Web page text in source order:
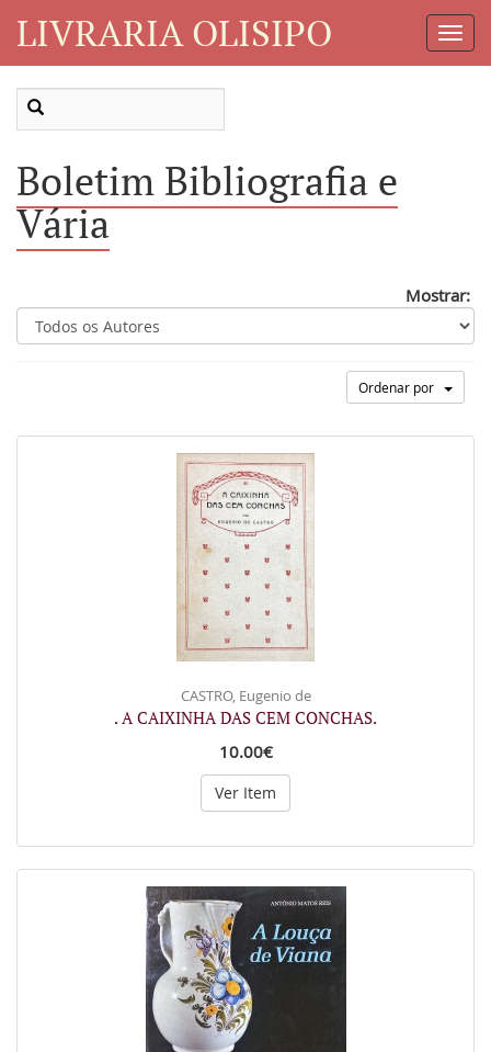
LIVRARIA OLISIPO
Boletim Bibliografia e
Vária
Mostrar:
Ordenar por
CASTRO, Eugenio de
. A CAIXINHA DAS CEM CONCHAS.
10.00€
Ver Item